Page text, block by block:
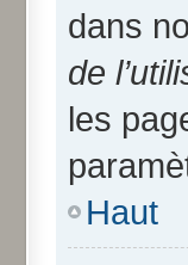
dans
de
les
Haut